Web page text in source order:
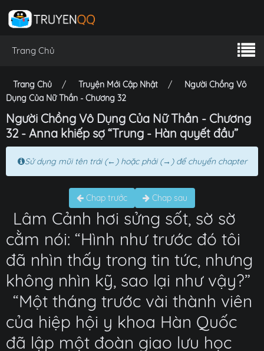
Trang Chủ
Trang Chủ Truyện Mới Cập Nhật
Người Chồng Vô
Dụng Của Nữ Thần - Chương 32
Người Chồng Vô Dụng Của Nữ Thần - Chương
32 - Anna khiếp sợ “Trung - Hàn quyết đầu”
Sử dụng mũi tên trái (←) hoặc phải (→) để chuyển chapter
Chap trước Chap sau
Lâm Cảnh hơi sửng sốt, sờ sờ
cằm nói: “Hình như trước đó tôi
đã nhìn thấy trong tin tức, nhưng
không nhìn kỹ, sao lại như vậy?”
“Một tháng trước vài thành viên
của hiệp hội y khoa Hàn Quốc
đã lập một đoàn giao lưu học